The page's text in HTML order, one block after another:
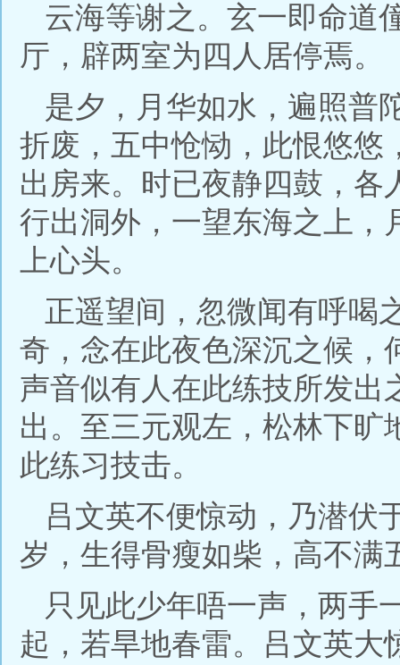
云海等谢之。玄一即命道
厅，辟两室为四人居停焉。
是夕，月华如水，遍照普
折废，五中怆恸，此恨悠悠
出房来。时已夜静四鼓，各
行出洞外，一望东海之上，
上心头。
正遥望间，忽微闻有呼喝
奇，念在此夜色深沉之候，
声音似有人在此练技所发出
出。至三元观左，松林下旷
此练习技击。
吕文英不便惊动，乃潜伏
岁，生得骨瘦如柴，高不满
只见此少年唔一声，两手
起，若旱地春雷。吕文英大